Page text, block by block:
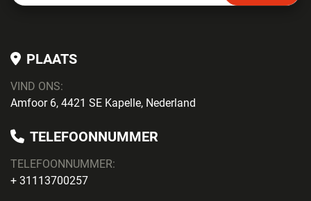
PLAATS
VIND ONS:
Amfoor 6, 4421 SE Kapelle, Nederland
TELEFOONNUMMER
TELEFOONNUMMER:
+ 31113700257